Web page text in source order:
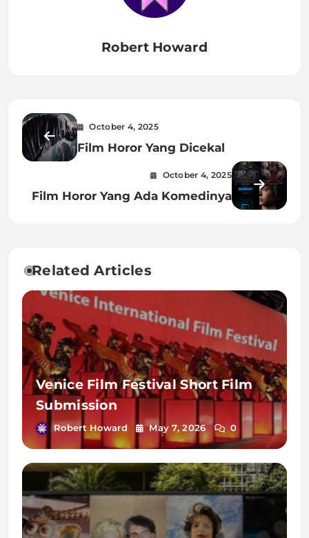
Robert Howard
October 4, 2025
Film Horor Yang Dicekal
October 4, 2025
Film Horor Yang Ada Komedinya
Related Articles
Venice Film Festival Short Film
Submission
Robert Howard May 7, 2026 0